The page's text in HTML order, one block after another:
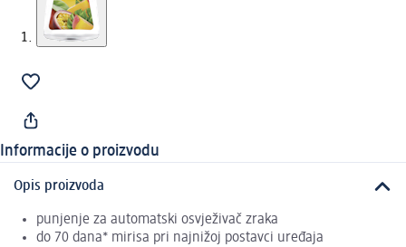
Informacije o proizvodu
Opis proizvoda
punjenje za automatski osvježivač zraka
do 70 dana* mirisa pri najnižoj postavci uređaja